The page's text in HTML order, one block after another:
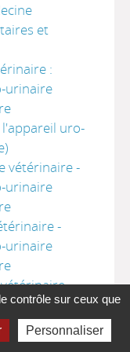
et
:
urinaire
uro-
vétérinaire -
urinaire
-
urinaire
-
urinaire
-
contrôle sur ceux que
Personnaliser